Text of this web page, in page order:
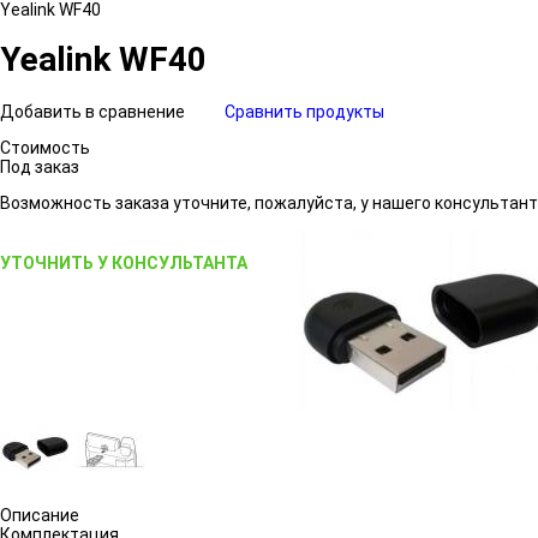
Yealink WF40
Yealink WF40
Добавить в сравнение
Сравнить продукты
Стоимость
Под заказ
Возможность заказа уточните, пожалуйста, у нашего
УТОЧНИТЬ У КОНСУЛЬТАНТА
Описание